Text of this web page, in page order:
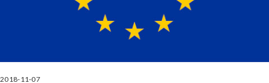
2018-11-07